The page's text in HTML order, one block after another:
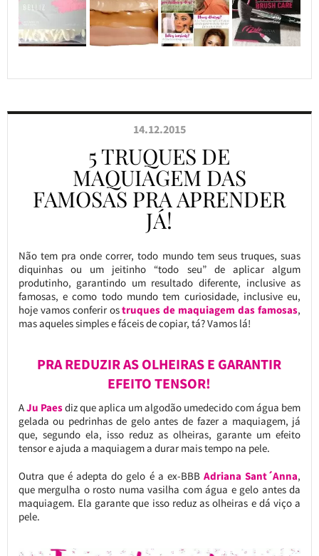
14.12.2015
5 TRUQUES DE
MAQUIAGEM DAS
FAMOSAS PRA APRENDER
JÁ!
Não tem pra onde correr, todo mundo tem seus truques, suas
diquinhas ou um jeitinho “todo seu” de aplicar algum
produtinho, garantindo um resultado diferente, inclusive as
famosas, e como todo mundo tem curiosidade, inclusive eu,
hoje vamos conferir ostruques de maquiagem das famosas,
mas aqueles simples e fáceis de copiar, tá? Vamos lá!
PRA REDUZIR AS OLHEIRAS E GARANTIR
EFEITO TENSOR!
AJu Paesdiz que aplica um algodão umedecido com água bem
gelada ou pedrinhas de gelo antes de fazer a maquiagem, já
que, segundo ela, isso reduz as olheiras, garante um efeito
tensor e ajuda a maquiagem a durar mais tempo na pele.
Outra que é adepta do gelo é a ex-BBBAdriana Sant´Anna,
que mergulha o rosto numa vasilha com água e gelo antes da
maquiagem. Ela garante que isso reduz as olheiras e dá viço a
pele.